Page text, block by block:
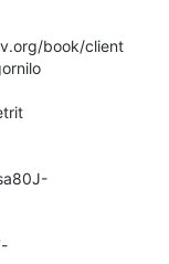
book/client